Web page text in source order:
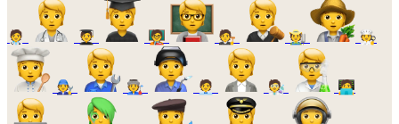
🧑‍⚕️ 🧑‍🎓 🧑‍🏫 🧑‍⚖️ 🧑‍🌾 🧑‍🍳
🧑‍🔧 🧑‍🏭 🧑‍💼 🧑‍🔬 🧑‍💻